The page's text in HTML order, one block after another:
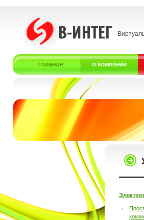
ГЛАВНАЯ О КОМПАНИИ